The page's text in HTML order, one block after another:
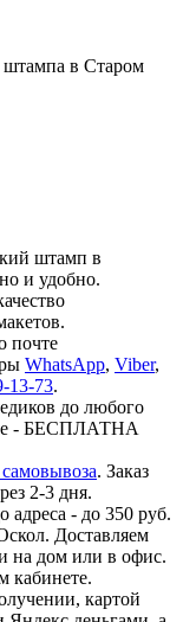
штамп в
и удобно.
почте
WhatsApp, Viber,
13-73.
до любого
- БЕСПЛАТНА
. Заказ
2-3 дня.
адреса - до 350 руб.
Доставляем
на дом или в офис.
кабинете.
картой